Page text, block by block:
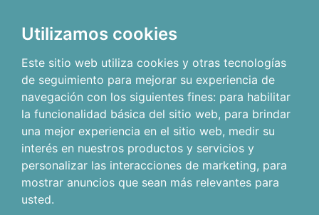
Utilizamos cookies
Este sitio web utiliza cookies y otras tecnologías
de seguimiento para mejorar su experiencia de
navegación con los siguientes fines: para habilitar
la funcionalidad básica del sitio web, para brindar
una mejor experiencia en el sitio web, medir su
interés en nuestros productos y servicios y
personalizar las interacciones de marketing, para
mostrar anuncios que sean más relevantes para
usted.